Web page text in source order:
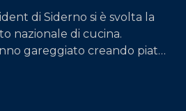
di Siderno si è svolta la
nazionale di cucina.
gareggiato creando piatti
e sapori.